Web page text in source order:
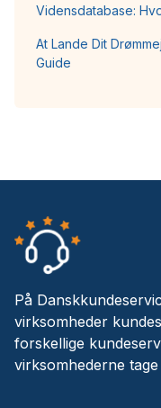
Vidensdatabase:
At Lande Dit
Guide
På
virksomheder
forskellige
virksomhederne